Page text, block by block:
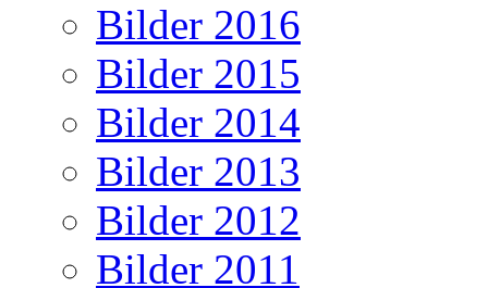
Bilder 2016
Bilder 2015
Bilder 2014
Bilder 2013
Bilder 2012
Bilder 2011